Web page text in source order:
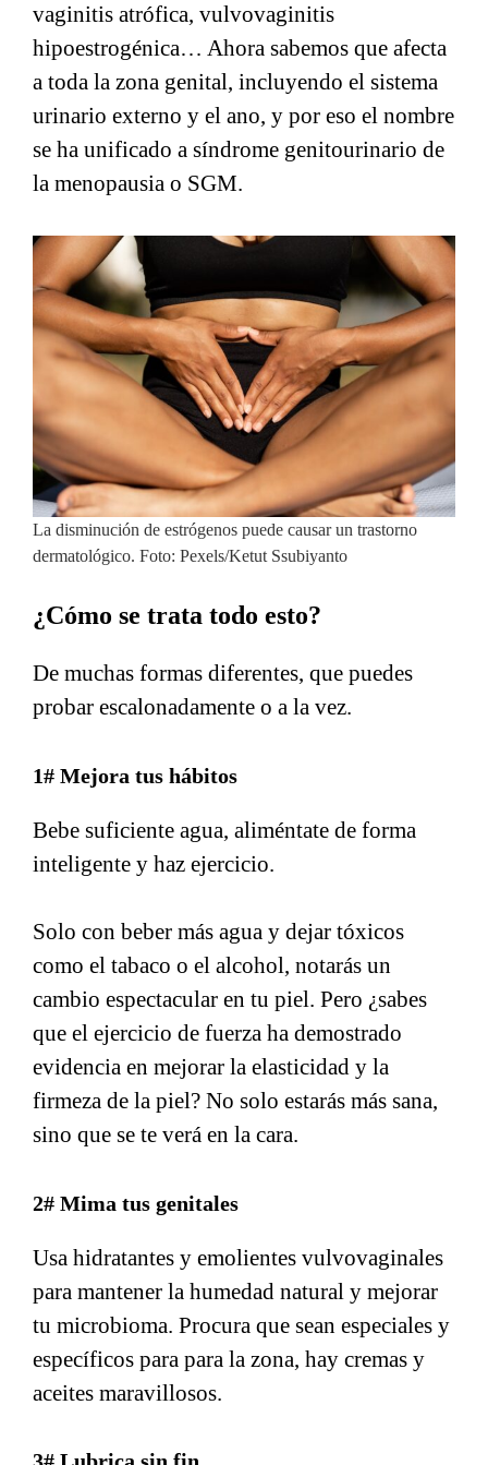
vaginitis atrófica, vulvovaginitis
hipoestrogénica… Ahora sabemos que afecta
a toda la zona genital, incluyendo el sistema
urinario externo y el ano, y por eso el nombre
se ha unificado a síndrome genitourinario de
la menopausia o SGM.
La disminución de estrógenos puede causar un trastorno
dermatológico. Foto: Pexels/Ketut Ssubiyanto
¿Cómo se trata todo esto?
De muchas formas diferentes, que puedes
probar escalonadamente o a la vez.
1# Mejora tus hábitos
Bebe suficiente agua, aliméntate de forma
inteligente y haz ejercicio.
Solo con beber más agua y dejar tóxicos
como el tabaco o el alcohol, notarás un
cambio espectacular en tu piel. Pero ¿sabes
que el ejercicio de fuerza ha demostrado
evidencia en mejorar la elasticidad y la
firmeza de la piel? No solo estarás más sana,
sino que se te verá en la cara.
2# Mima tus genitales
Usa hidratantes y emolientes vulvovaginales
para mantener la humedad natural y mejorar
tu microbioma. Procura que sean especiales y
específicos para para la zona, hay cremas y
aceites maravillosos.